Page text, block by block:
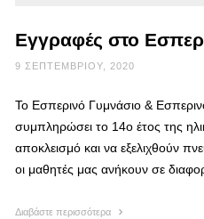
Εγγραφές στο
9 ΣΕΠΤΕΜΒΡΊΟΥ, 2020
Το Εσπερινό Γυμνάσιο &
συμπληρώσει το 14ο έτος της
αποκλεισμό και να εξελιχθούν
οι μαθητές μας ανήκουν σε
Διαβάστε περισσότερα